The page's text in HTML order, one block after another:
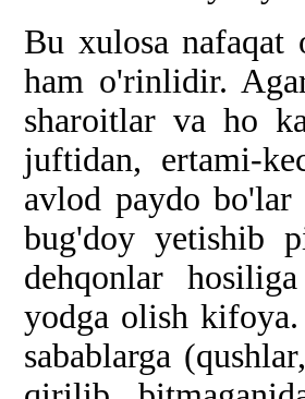
Bu xulosa
ham o'rinlidir.
sharoitlar va ho
juftidan, ertami-
avlod paydo
bug'doy yetishib
dehqonlar
yodga olish
sabablarga